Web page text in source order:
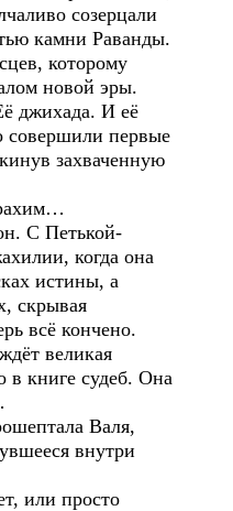
созерцали
камни Раванды.
которому
новой эры.
джихада. И её
совершили первые
захваченную
С Петькой-
когда она
истины, а
скрывая
всё кончено.
великая
в книге судеб. Она
Валя,
внутри
или просто